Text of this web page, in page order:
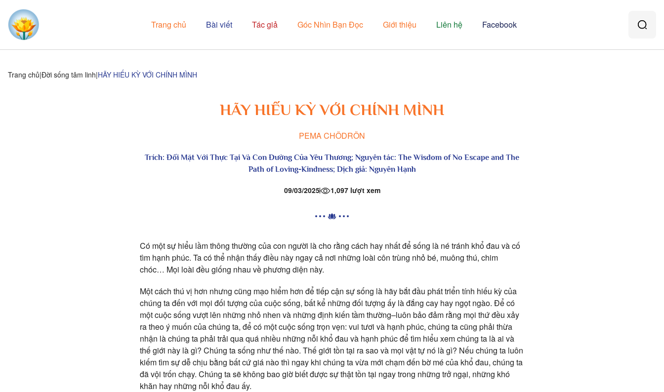
Trang chủ Bài viết Tác giả Góc Nhìn Bạn Đọc Giới thiệu Liên hệ Facebook
Trang chủ Đời sống tâm linh HÃY HIẾU KỲ VỚI CHÍNH MÌNH
HÃY HIẾU KỲ VỚI CHÍNH MÌNH
PEMA CHÖDRÖN
Trích: Đối Mặt Với Thực Tại Và Con Đường Của Yêu Thương; Nguyên tác: The Wisdom of No Escape and The
Path of Loving-Kindness; Dịch giả: Nguyên Hạnh
09/03/2025 1,097 lượt xem
Có một sự hiểu lầm thông thường của con người là cho rằng cách hay nhất để sống là né tránh khổ đau và cố
tìm hạnh phúc. Ta có thể nhận thấy điều này ngay cả nơi những loài côn trùng nhỏ bé, muông thú, chim
chóc… Mọi loài đều giống nhau về phương diện này.
Một cách thú vị hơn nhưng cũng mạo hiểm hơn để tiếp cận sự sống là hãy bắt đầu phát triển tính hiếu kỳ của
chúng ta đến với mọi đối tượng của cuộc sống, bất kể những đối tượng ấy là đắng cay hay ngọt ngào. Để có
một cuộc sống vượt lên những nhỏ nhen và những định kiến tầm thường–luôn bảo đảm rằng mọi thứ đều xảy
ra theo ý muốn của chúng ta, để có một cuộc sống trọn vẹn: vui tươi và hạnh phúc, chúng ta cũng phải thừa
nhận là chúng ta phải trải qua quá nhiều những nỗi khổ đau và hạnh phúc để tìm hiểu xem chúng ta là ai và
thế giới này là gì? Chúng ta sống như thế nào. Thế giới tồn tại ra sao và mọi vật tự nó là gì? Nếu chúng ta luôn
kiếm tìm sự dễ chịu bằng bất cứ giá nào thì ngay khi chúng ta vừa mới chạm đến bờ mé của khổ đau, chúng ta
đã vội trốn chạy. Chúng ta sẽ không bao giờ biết được sự thật tồn tại ngay trong những trở ngại, những khó
khăn hay những nỗi khổ đau ấy.